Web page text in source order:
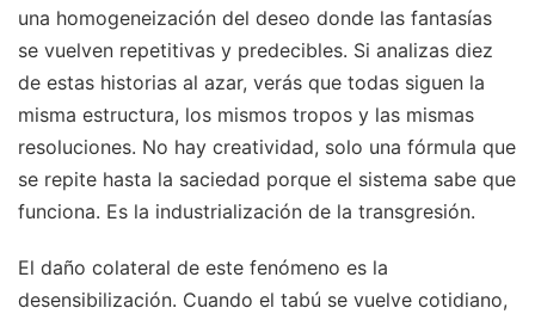
una homogeneización del deseo donde las fantasías
se vuelven repetitivas y predecibles. Si analizas diez
de estas historias al azar, verás que todas siguen la
misma estructura, los mismos tropos y las mismas
resoluciones. No hay creatividad, solo una fórmula que
se repite hasta la saciedad porque el sistema sabe que
funciona. Es la industrialización de la transgresión.
El daño colateral de este fenómeno es la
desensibilización. Cuando el tabú se vuelve cotidiano,